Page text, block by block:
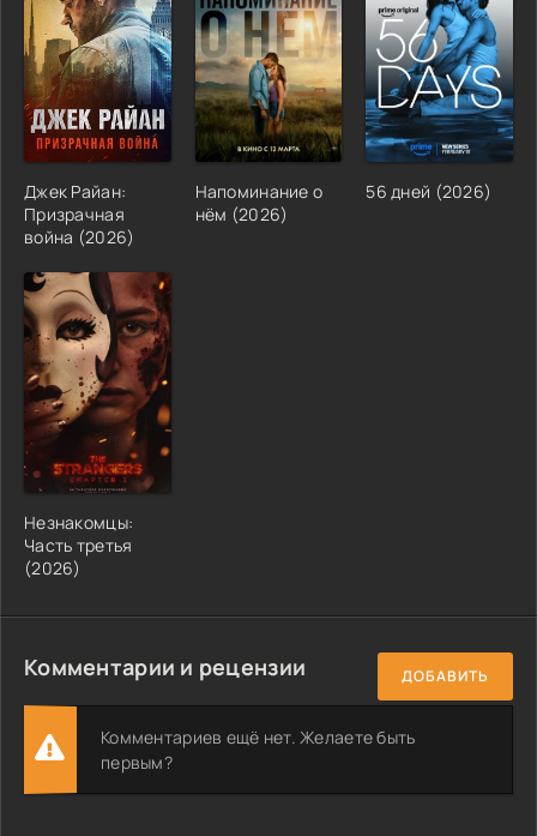
Джек Райан:
Призрачная
война (2026)
Напоминание о
нём (2026)
56 дней (2026)
Незнакомцы:
Часть третья
(2026)
Комментарии и рецензии ДОБАВИТЬ
Комментариев ещё нет. Желаете быть
первым?